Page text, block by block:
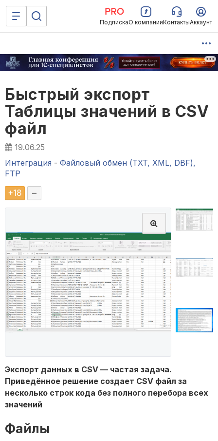
ПодпискаО компанииКонтактыАккаунт
Быстрый экспорт
Таблицы значений в CSV
файл
19.06.25
Интеграция - Файловый обмен (TXT, XML, DBF),
FTP
+18 –
Экспорт данных в CSV — частая задача.
Приведённое решение создает CSV файл за
несколько строк кода без полного перебора всех
значений
Файлы